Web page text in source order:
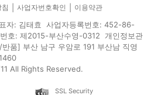
사업자번호확인 이용약관
자: 김태효 사업자등록번호: 452-86-
호: 제2015-부산수영-0312 개인정보관
품] 부산 남구 우암로 191 부산남 직영
All Rights Reserved.
SSL Security